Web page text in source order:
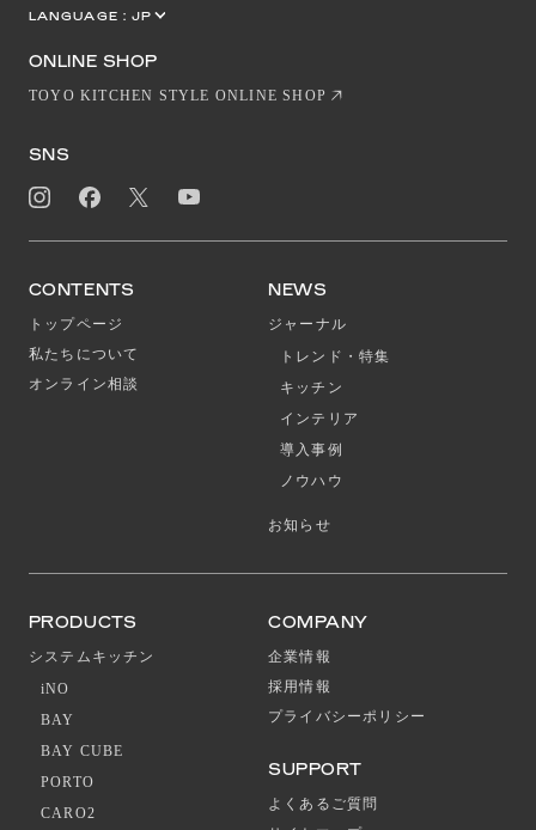
LANGUAGE : JP
ONLINE SHOP
TOYO KITCHEN STYLE ONLINE SHOP
SNS
CONTENTS
トップページ
私たちについて
オンライン相談
NEWS
ジャーナル
トレンド・特集
キッチン
インテリア
導入事例
ノウハウ
お知らせ
PRODUCTS
システムキッチン
iNO
BAY
BAY CUBE
PORTO
CARO2
COMPANY
企業情報
採用情報
プライバシーポリシー
SUPPORT
よくあるご質問